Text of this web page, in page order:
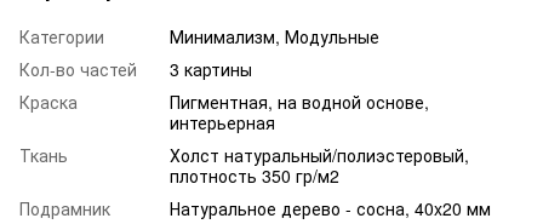
Категории
Минимализм, Модульные
Кол-во частей
3 картины
Краска
Пигментная, на водной основе,
интерьерная
Ткань
Холст натуральный/полиэстеровый,
плотность 350 гр/м2
Подрамник
Натуральное дерево - сосна, 40x20 мм